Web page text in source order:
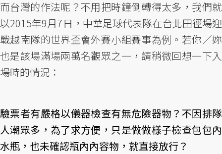
而台灣的作法呢？不用把時鐘倒轉得太多，我們就
以2015年9月7日，中華足球代表隊在台北田徑場迎
戰越南隊的世界盃會外賽小組賽事為例。若你／妳
也是該場滿場兩萬名觀眾之一，請稍微回想一下入
場時的情況：
驗票者有嚴格以儀器檢查有無危險器物？不因排隊
人潮眾多，為了求方便，只是做做樣子檢查包包內
水瓶，也未確認瓶內內容物，就直接放行？